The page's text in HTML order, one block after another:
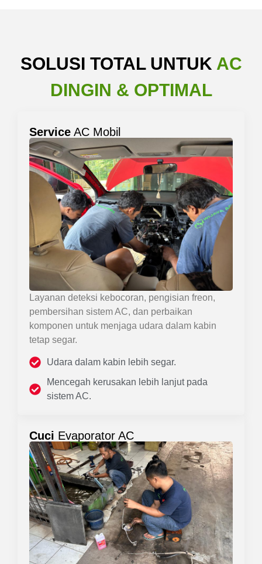
SOLUSI TOTAL UNTUK AC
DINGIN & OPTIMAL
Service AC Mobil
Layanan deteksi kebocoran, pengisian freon,
pembersihan sistem AC, dan perbaikan
komponen untuk menjaga udara dalam kabin
tetap segar.
Udara dalam kabin lebih segar.
Mencegah kerusakan lebih lanjut pada
sistem AC.
Cuci Evaporator AC